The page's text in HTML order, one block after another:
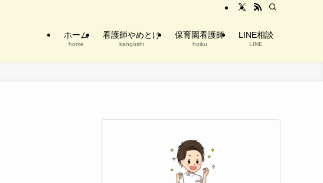
ホーム
home
看護師やめとけ
kangoshi
保育園看護師
hoiku
LINE相談
LINE